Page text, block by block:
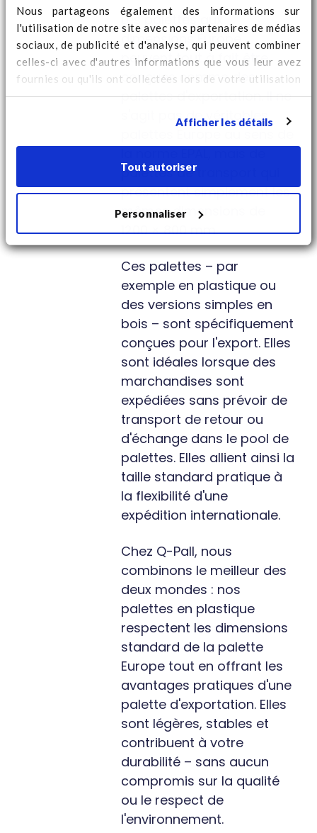
Nous partageons également des informations sur
l'utilisation de notre site avec nos partenaires de médias
sociaux, de publicité et d'analyse, qui peuvent combiner
celles-ci avec d'autres informations que vous leur avez
fournies ou qu'ils ont collectées lors de votre utilisation
de leurs services. Regardezicipour des informations
Afficher les détails
Tout autoriser
Personnaliser
Les palettes aux
dimensions Europe
peuvent tout à fait être
conçues comme des
palettes d'exportation. Il ne
s'agit pas de véritables
palettes de transport qui
présentent simplement les
mêmes dimensions de
1200 × 800 mm.
Ces palettes – par
exemple en plastique ou
des versions simples en
bois – sont spécifiquement
conçues pour l'export. Elles
sont idéales lorsque des
marchandises sont
expédiées sans prévoir de
transport de retour ou
d'échange dans le pool de
palettes. Elles allient ainsi la
taille standard pratique à
la flexibilité d'une
expédition internationale.
Chez Q-Pall, nous
combinons le meilleur des
deux mondes : nos
palettes en plastique
respectent les dimensions
standard de la palette
Europe tout en offrant les
avantages pratiques d'une
palette d'exportation. Elles
sont légères, stables et
contribuent à votre
durabilité – sans aucun
compromis sur la qualité
ou le respect de
l'environnement.